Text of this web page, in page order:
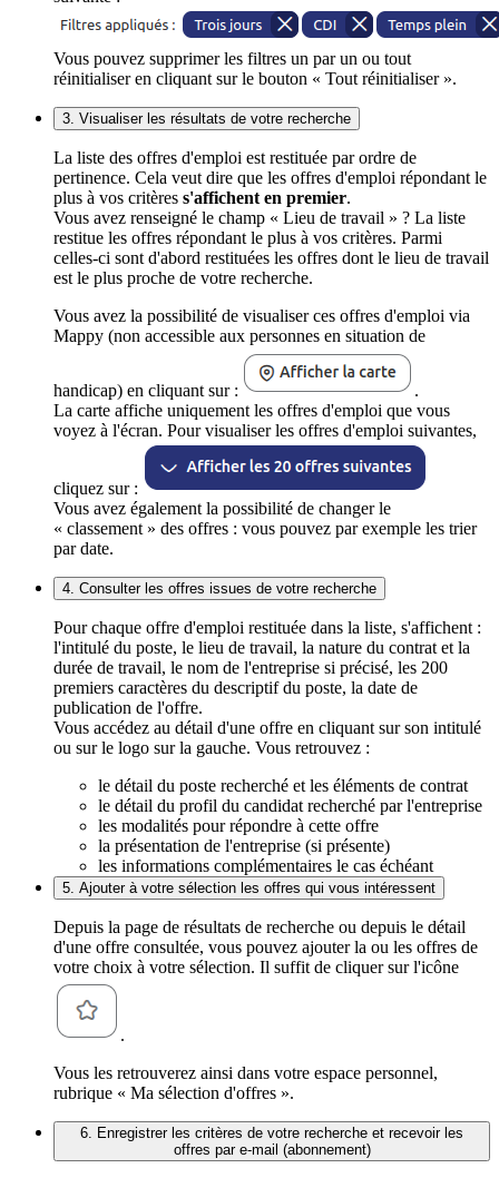
Vous pouvez supprimer les filtres un par un ou tout
réinitialiser en cliquant sur le bouton « Tout réinitialiser ».
3. Visualiser les résultats de votre recherche
La liste des offres d'emploi est restituée par ordre de
pertinence. Cela veut dire que les offres d'emploi répondant le
plus à vos critères s'affichent en premier.
Vous avez renseigné le champ « Lieu de travail » ? La liste
restitue les offres répondant le plus à vos critères. Parmi
celles-ci sont d'abord restituées les offres dont le lieu de travail
est le plus proche de votre recherche.
Vous avez la possibilité de visualiser ces offres d'emploi via
Mappy (non accessible aux personnes en situation de
handicap) en cliquant sur :
.
La carte affiche uniquement les offres d'emploi que vous
voyez à l'écran. Pour visualiser les offres d'emploi suivantes,
cliquez sur :
Vous avez également la possibilité de changer le
« classement » des offres : vous pouvez par exemple les trier
par date.
4. Consulter les offres issues de votre recherche
Pour chaque offre d'emploi restituée dans la liste, s'affichent :
l'intitulé du poste, le lieu de travail, la nature du contrat et la
durée de travail, le nom de l'entreprise si précisé, les 200
premiers caractères du descriptif du poste, la date de
publication de l'offre.
Vous accédez au détail d'une offre en cliquant sur son intitulé
ou sur le logo sur la gauche. Vous retrouvez :
le détail du poste recherché et les éléments de contrat
le détail du profil du candidat recherché par l'entreprise
les modalités pour répondre à cette offre
la présentation de l'entreprise (si présente)
les informations complémentaires le cas échéant
5. Ajouter à votre sélection les offres qui vous intéressent
Depuis la page de résultats de recherche ou depuis le détail
d'une offre consultée, vous pouvez ajouter la ou les offres de
votre choix à votre sélection. Il suffit de cliquer sur l'icône
.
Vous les retrouverez ainsi dans votre espace personnel,
rubrique « Ma sélection d'offres ».
6. Enregistrer les critères de votre recherche et recevoir les
offres par e-mail (abonnement)